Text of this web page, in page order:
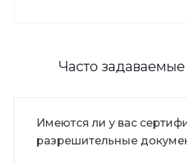
Часто
Имеются ли у вас
разрешительные